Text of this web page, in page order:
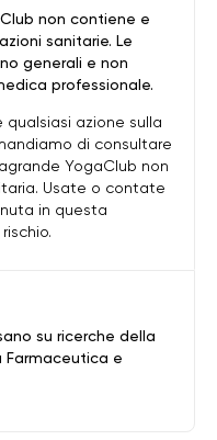
su ricerche della
Farmaceutica e
non contiene e
sanitarie. Le
generali e non
professionale.
azione sulla
di consultare
YogaClub non
Usate o contate
in questa